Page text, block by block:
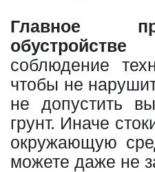
Главное
соблюдение
чтобы не
не допустить
грунт. Иначе
окружающую
можете даже не